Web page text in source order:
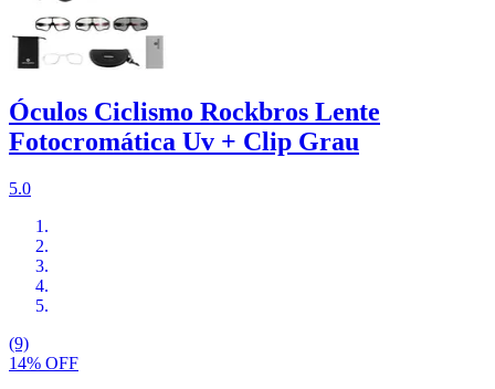
Óculos Ciclismo Rockbros Lente
Fotocromática Uv + Clip Grau
5.0
(9)
14% OFF